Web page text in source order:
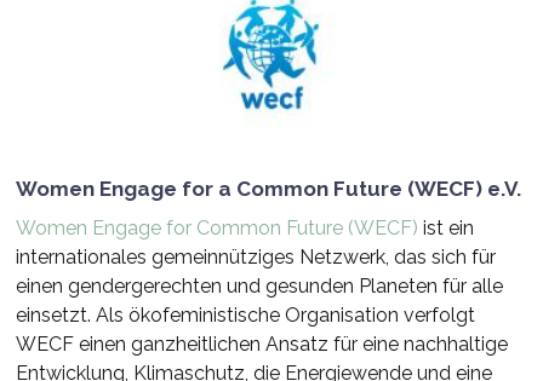
Women Engage for a Common Future (WECF) e.V.
Women Engage for Common Future (WECF) ist ein
internationales gemeinnütziges Netzwerk, das sich für
einen gendergerechten und gesunden Planeten für alle
einsetzt. Als ökofeministische Organisation verfolgt
WECF einen ganzheitlichen Ansatz für eine nachhaltige
Entwicklung, Klimaschutz, die Energiewende und eine